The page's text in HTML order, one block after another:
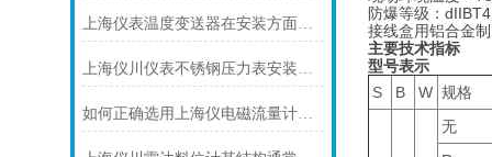
上海仪表温度变送器在安装方面有什么要领
上海仪川仪表不锈钢压力表安装注意事项
如何正确选用上海仪电磁流量计内衬材料
防爆等级：
接线盒用铝合金
主要技术指标
型号表示
S
B W 规格
无